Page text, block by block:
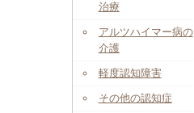
治療
アルツハイマー病の
介護
軽度認知障害
その他の認知症